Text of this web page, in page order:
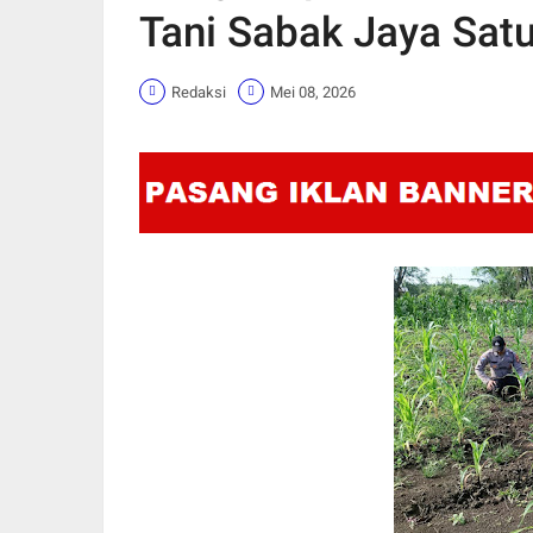
Tani Sabak Jaya
Redaksi Mei 08, 2026